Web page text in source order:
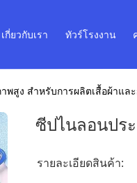
เกี่ยวกับเรา ทัวร์โรงงาน
สูง สําหรับการผลิตเสื้อผ้าและ
ซีปไนลอนปร
รายละเอียดสินค้า: